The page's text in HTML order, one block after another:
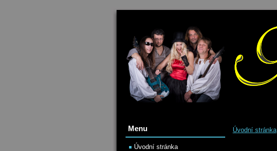
Úvodní stránka
Menu
Úvodní stránka